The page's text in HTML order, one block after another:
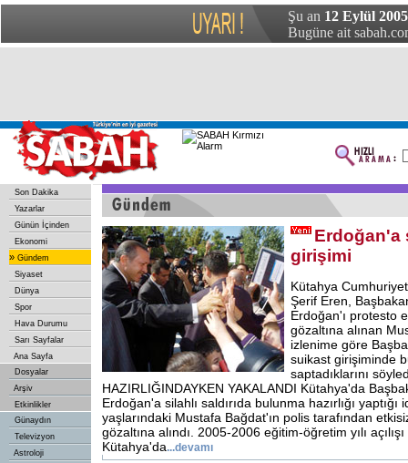
Şu an 12 Eylül
Bugüne ait
Son Dakika
Yazarlar
Günün İçinden
Ekonomi
» Gündem
Siyaset
Dünya
Spor
Hava Durumu
Sarı Sayfalar
Ana Sayfa
Dosyalar
Arşiv
Etkinlikler
Günaydın
Televizyon
Astroloji
Erdoğan'a
girişimi
Kütahya
Şerif Eren,
Erdoğan'ı protesto
gözaltına alınan
izlenime göre
suikast girişiminde
saptadıklarını
HAZIRLIĞINDAYKEN YAKALANDI Kütahya'da
Erdoğan'a silahlı saldırıda bulunma hazırlığı
yaşlarındaki Mustafa Bağdat'ın polis tarafından
gözaltına alındı. 2005-2006 eğitim-öğretim yılı
Kütahya'da...devamı